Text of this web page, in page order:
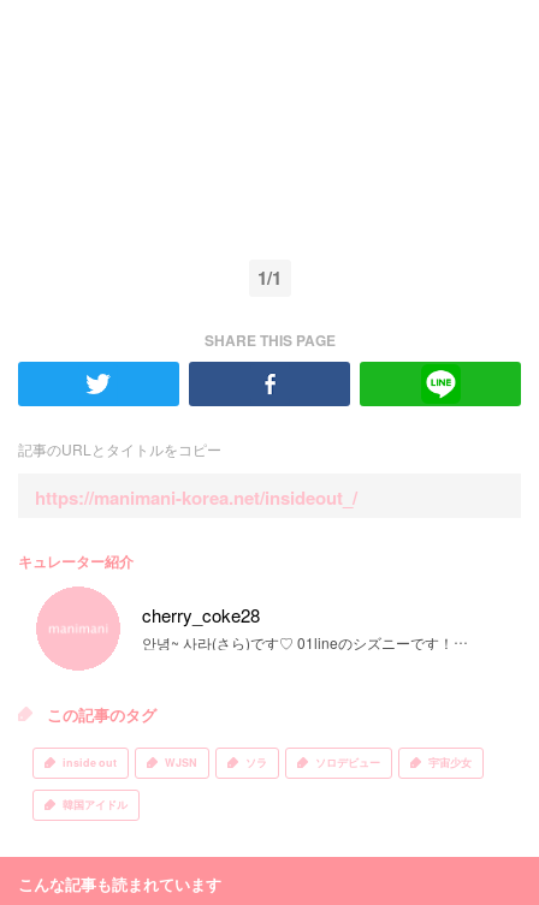
1/1
SHARE THIS PAGE
記事のURLとタイトルをコピー
https://manimani-korea.net/insideout_/
キュレーター紹介
cherry_coke28
안녕~ 사라(さら)です♡ 01lineのシズニーです！韓国アイドル、韓国ドラマの情報をお届けしていきます♡
この記事のタグ
inside out WJSN ソラ ソロデビュー 宇宙少女
韓国アイドル
こんな記事も読まれています